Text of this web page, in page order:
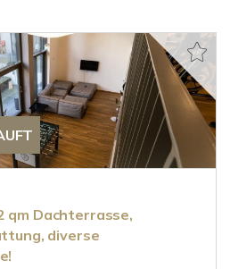
qm Dachterrasse,
diverse